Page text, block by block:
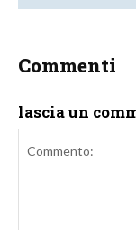
Commenti
lascia un